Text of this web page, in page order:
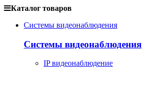
Каталог товаров
Системы видеонаблюдения
Системы видеонаблюдения
IP видеонаблюдение